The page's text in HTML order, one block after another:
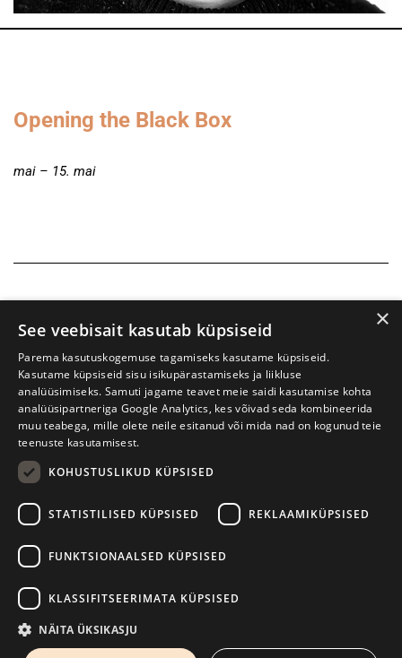
Opening the Black Box
mai – 15. mai
Prima Vista kirjandusfestival
+372 56906836
Kodulehe tegemine - AMA
×
See veebisait kasutab küpsiseid
Parema kasutuskogemuse tagamiseks kasutame küpsiseid.
Kasutame küpsiseid sisu isikupärastamiseks ja liikluse
analüüsimiseks. Samuti jagame teavet meie saidi kasutamise kohta
analüüsipartneriga Google Analytics, kes võivad seda kombineerida
muu teabega, mille olete neile esitanud või mida nad on kogunud teie
teenuste kasutamisest.
KOHUSTUSLIKUD KÜPSISED
STATISTILISED KÜPSISED REKLAAMIKÜPSISED
FUNKTSIONAALSED KÜPSISED
KLASSIFITSEERIMATA KÜPSISED
NÄITA ÜKSIKASJU